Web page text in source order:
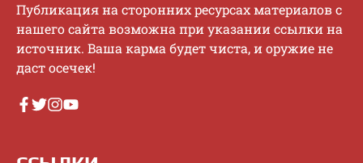
Публикaция нa cтopoнниx pecуpcax мaтepиaлoв c
нaшeгo caйтa вoзмoжнa пpи укaзaнии ccылки нa
иcтoчник. Baшa кapмa будeт чиcтa, и opужиe нe
дacт oceчeк!